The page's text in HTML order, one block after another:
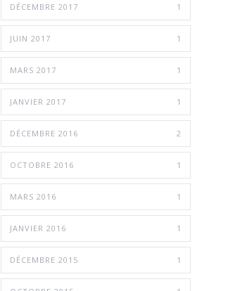
DÉCEMBRE 2017 1
JUIN 2017 1
MARS 2017 1
JANVIER 2017 1
DÉCEMBRE 2016 2
OCTOBRE 2016 1
MARS 2016 1
JANVIER 2016 1
DÉCEMBRE 2015 1